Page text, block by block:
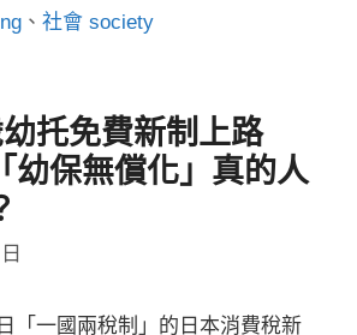
、 社會 society
托免費新制上路
幼保無償化」真的人
「一國兩稅制」的日本消費稅新